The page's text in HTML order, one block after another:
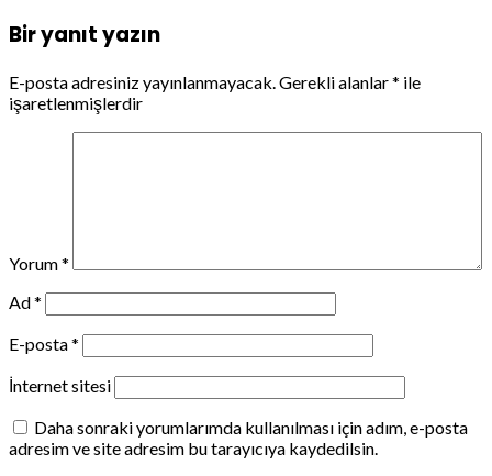
Bir yanıt yazın
E-posta adresiniz yayınlanmayacak. Gerekli alanlar* ile
işaretlenmişlerdir
Yorum*
Ad*
E-posta*
İnternet sitesi
Daha sonraki yorumlarımda kullanılması için adım, e-posta
adresim ve site adresim bu tarayıcıya kaydedilsin.